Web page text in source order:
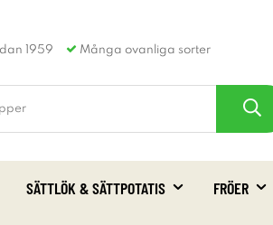
1959 Många ovanliga sorter
SÄTTLÖK & SÄTTPOTATIS FRÖER